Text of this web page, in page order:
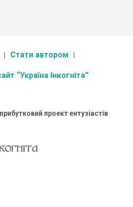
Стати автором
“Україна Інкогніта”
проект ентузіастів